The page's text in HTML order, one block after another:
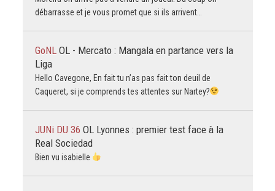
débarrasse et je vous promet que si ils arrivent…
GoNL OL - Mercato : Mangala en partance vers la
Liga
Hello Cavegone, En fait tu n’as pas fait ton deuil de
Caqueret, si je comprends tes attentes sur Nartey?
JUNi DU 36 OL Lyonnes : premier test face à la
Real Sociedad
Bien vu isabielle